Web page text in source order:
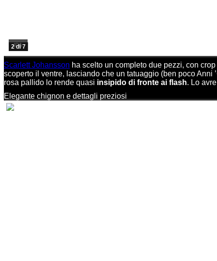
IPA
2 di 7
Scarlett Johansson ha scelto un completo due pezzi, con
scoperto il ventre, lasciando che un tatuaggio (ben poco
rosa pallido lo rende quasi insipido di fronte ai flash. Lo
Elegante chignon e dettagli preziosi